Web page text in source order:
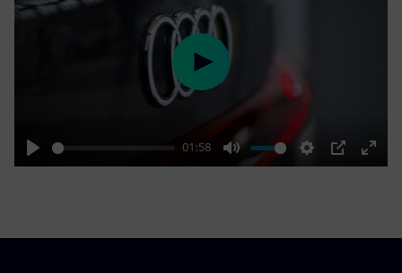
Play
01:58
Mute Settings
PIP
Enter
Play